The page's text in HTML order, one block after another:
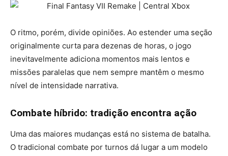
O ritmo, porém, divide opiniões. Ao estender uma seção
originalmente curta para dezenas de horas, o jogo
inevitavelmente adiciona momentos mais lentos e
missões paralelas que nem sempre mantêm o mesmo
nível de intensidade narrativa.
Combate híbrido: tradição encontra ação
Uma das maiores mudanças está no sistema de batalha.
O tradicional combate por turnos dá lugar a um modelo